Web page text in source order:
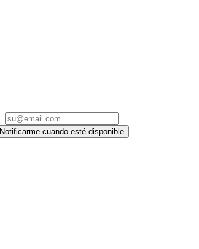
Notificarme cuando esté disponible